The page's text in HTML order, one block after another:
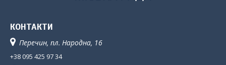
КОНТАКТИ
Перечин, пл. Народна, 16
+38 095 425 97 34